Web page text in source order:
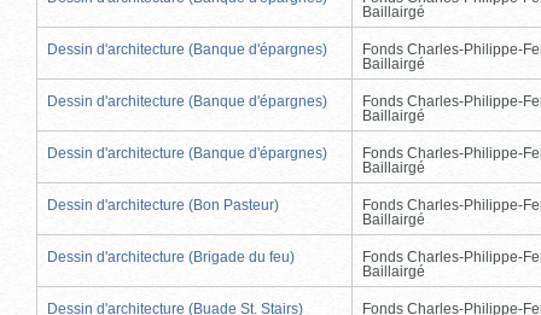
Baillairgé
Dessin d'architecture (Banque d'épargnes)
Fonds Charles-Philippe-
Baillairgé
Dessin d'architecture (Banque d'épargnes)
Fonds Charles-Philippe-
Baillairgé
Dessin d'architecture (Banque d'épargnes)
Fonds Charles-Philippe-
Baillairgé
Dessin d'architecture (Bon Pasteur)
Fonds Charles-Philippe-
Baillairgé
Dessin d'architecture (Brigade du feu)
Fonds Charles-Philippe-
Baillairgé
Dessin d'architecture (Buade St. Stairs)
Fonds Charles-Philippe-